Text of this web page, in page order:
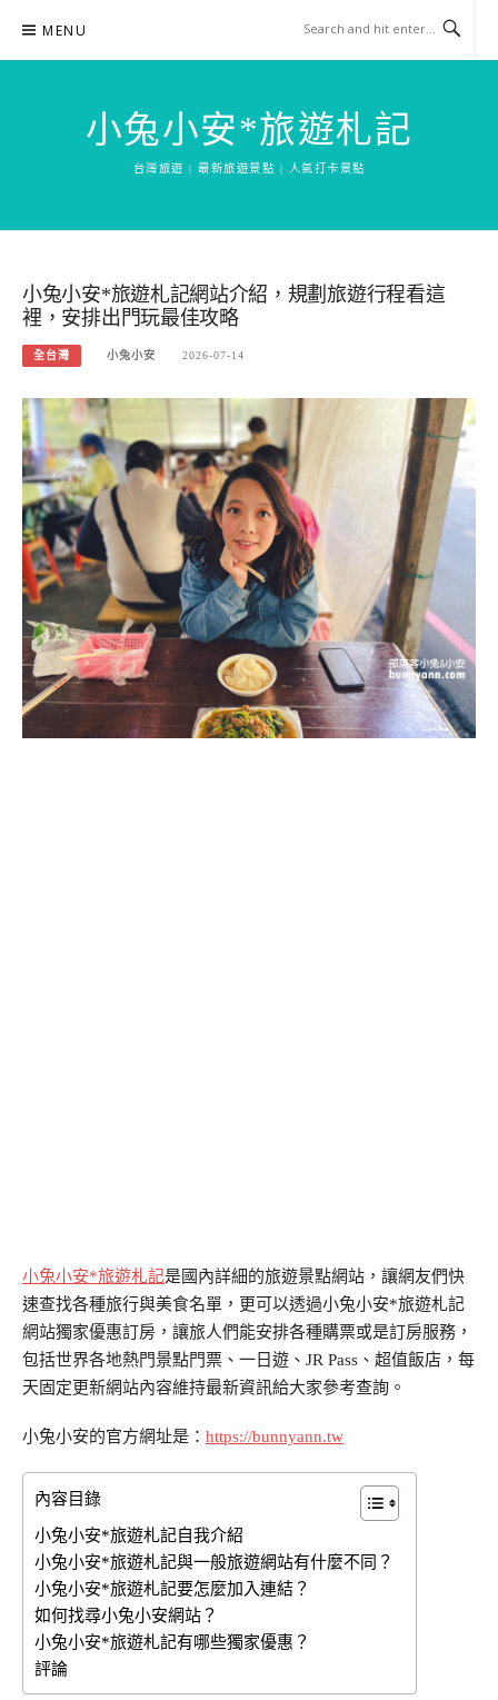
content
MENU
小兔小安*旅遊札記
台灣旅遊 | 最新旅遊景點 | 人氣打卡景點
小兔小安*旅遊札記網站介紹，規劃旅遊行程看這
裡，安排出門玩最佳攻略
全台灣 小兔小安 2026-07-14
小兔小安*旅遊札記是國內詳細的旅遊景點網站，讓網友們快
速查找各種旅行與美食名單，更可以透過小兔小安*旅遊札記
網站獨家優惠訂房，讓旅人們能安排各種購票或是訂房服務，
包括世界各地熱門景點門票、一日遊、JR Pass、超值飯店，每
天固定更新網站內容維持最新資訊給大家參考查詢。
小兔小安的官方網址是： https://bunnyann.tw
內容目錄
小兔小安*旅遊札記自我介紹
小兔小安*旅遊札記與一般旅遊網站有什麼不同？
小兔小安*旅遊札記要怎麼加入連結？
如何找尋小兔小安網站？
小兔小安*旅遊札記有哪些獨家優惠？
評論